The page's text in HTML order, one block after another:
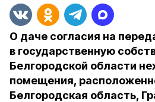
О даче согласия на
в государственную
Белгородской области
помещения,
Белгородская область,